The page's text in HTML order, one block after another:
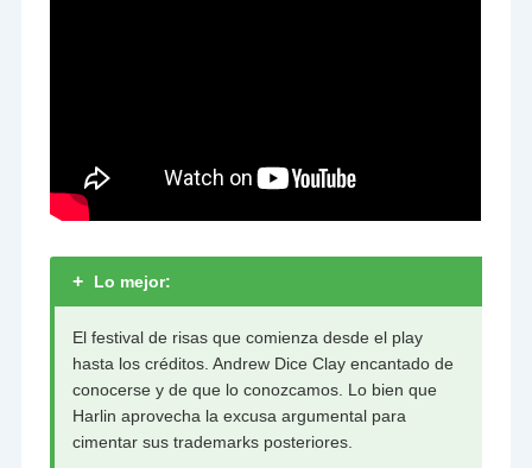
+ Lo mejor:
El festival de risas que comienza desde el play
hasta los créditos. Andrew Dice Clay encantado de
conocerse y de que lo conozcamos. Lo bien que
Harlin aprovecha la excusa argumental para
cimentar sus trademarks posteriores.